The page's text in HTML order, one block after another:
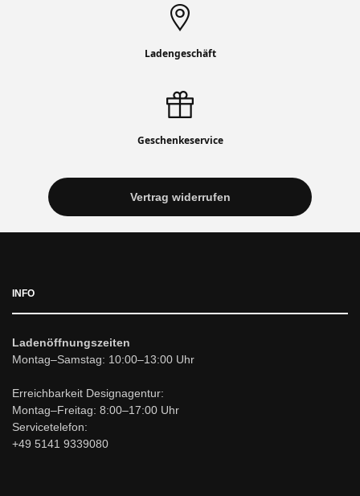
Ladengeschäft
Geschenkeservice
Vertrag widerrufen
INFO
Ladenöffnungszeiten
Montag–Samstag: 10:00–13:00 Uhr
Erreichbarkeit Designagentur:
Montag–Freitag: 8:00–17:00 Uhr
Servicetelefon:
+49 5141 9339080